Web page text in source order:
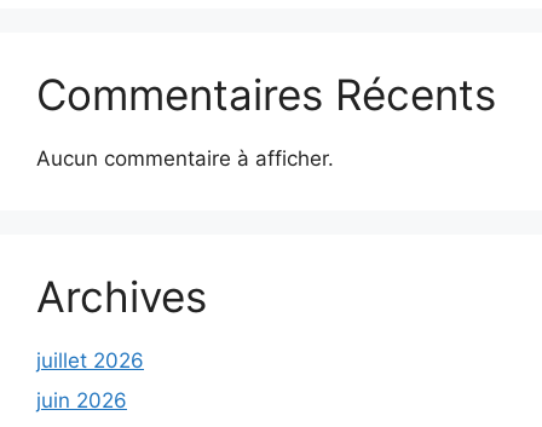
Commentaires Récents
Aucun commentaire à afficher.
Archives
juillet 2026
juin 2026